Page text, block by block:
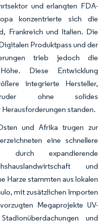
und erlangten FDA-
konzentrierte sich die
Frankreich und Italien. Die
Produktpass und der
trieb jedoch die
Diese Entwicklung
integrierte Hersteller,
ohne solides
standen.
und Afrika trugen zur
eine schnellere
durch expandierende
und
Harze stammten aus lokalen
mit zusätzlichen Importen
Megaprojekte UV-
und